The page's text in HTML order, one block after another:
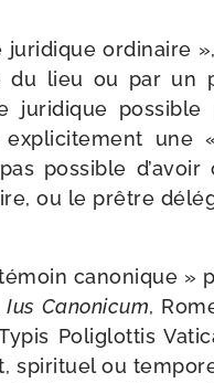
ordi­naire
du lieu ou par un
juri­dique
une
pos­sible d’avoir
ou le prêtre
témoin cano­nique
Ius Canonicum,
Poliglottis
spi­ri­tuel ou